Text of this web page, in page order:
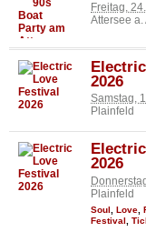
Freitag,
Attersee a.
2026
Samstag,
Plainfeld
2026
Plainfeld
Soul Love
Festival